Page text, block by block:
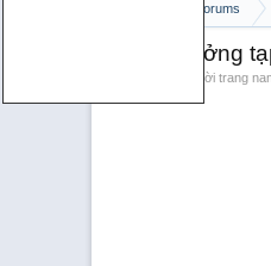
Forums
TDD - Xưởng
Thời trang